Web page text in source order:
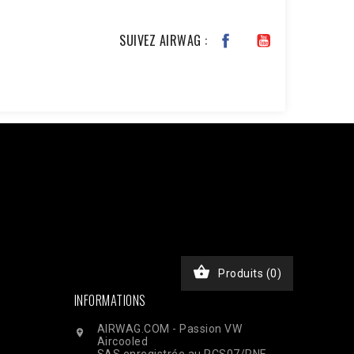
SUIVEZ AIRWAG :
 Produits (0)
INFORMATIONS

AIRWAG.COM - Passion VW
Aircooled